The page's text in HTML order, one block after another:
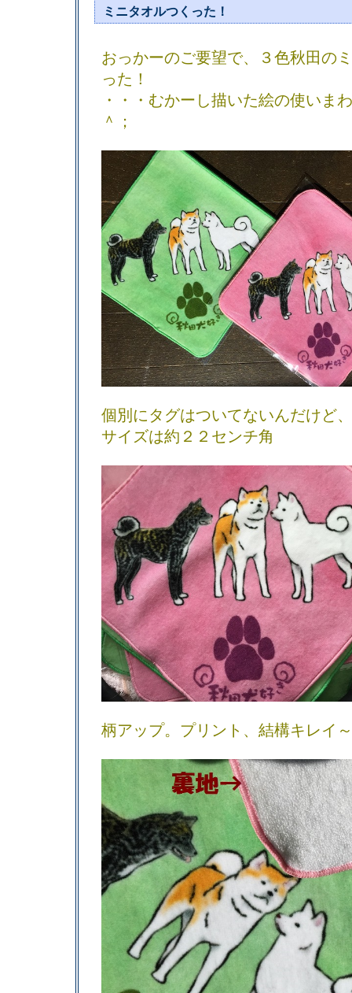
ミニタオルつくった！
おっかーのご要望で、３色秋田の
った！
・・・むかーし描いた絵の使いま
＾；
個別にタグはついてないんだけど
サイズは約２２センチ角
柄アップ。プリント、結構キレイ